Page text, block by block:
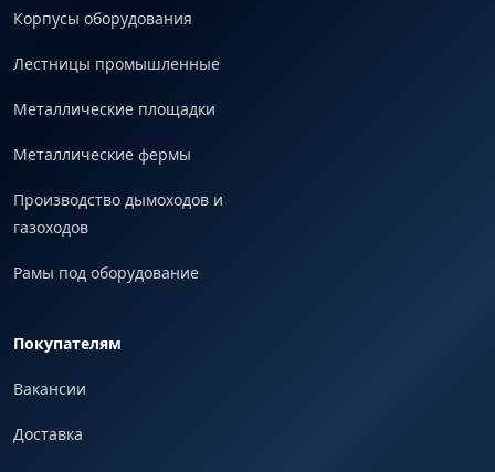
Корпусы оборудования
Лестницы промышленные
Металлические площадки
Металлические фермы
Производство дымоходов и
газоходов
Рамы под оборудование
Покупателям
Вакансии
Доставка